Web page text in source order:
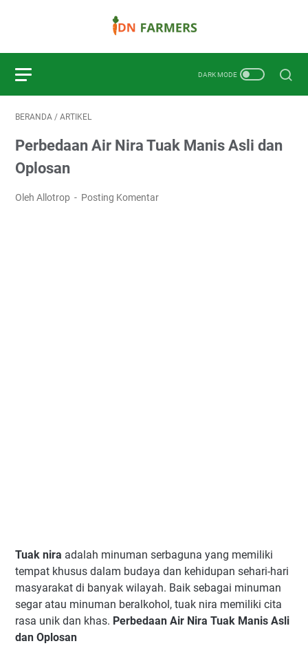
BERANDA / ARTIKEL
Perbedaan Air Nira Tuak Manis Asli dan
Oplosan
Oleh Allotrop Posting Komentar
Tuak nira adalah minuman serbaguna yang memiliki
tempat khusus dalam budaya dan kehidupan sehari-hari
masyarakat di banyak wilayah. Baik sebagai minuman
segar atau minuman beralkohol, tuak nira memiliki cita
rasa unik dan khas. Perbedaan Air Nira Tuak Manis Asli
dan Oplosan